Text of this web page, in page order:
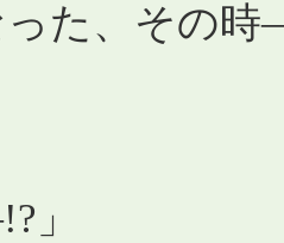
った、その
」